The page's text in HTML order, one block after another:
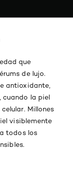
que
de lujo.
antioxidante,
cuando la piel
Millones
visiblemente
todos los